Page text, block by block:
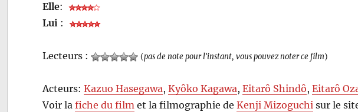
Elle:
Lui :
Lecteurs : (pas de note pour l'instant, vous pouvez noter ce film)
Acteurs:Kazuo Hasegawa,Kyôko Kagawa,Eitarô Shindô,Eitarô
Voir lafiche du film et la filmographie deKenji Mizoguchi sur le